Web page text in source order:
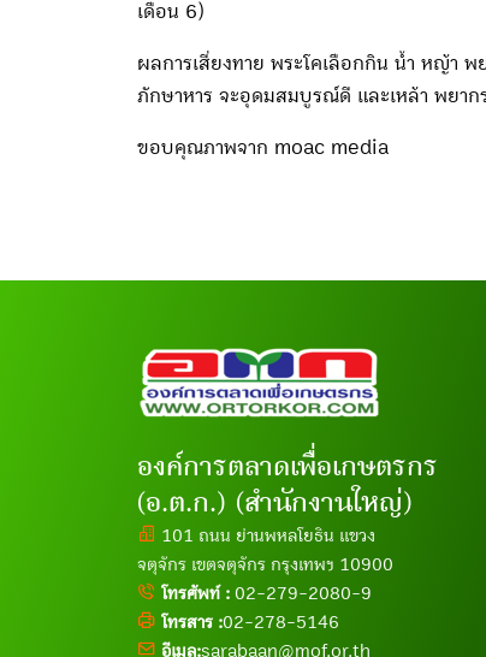
เดือน 6)
ผลการเสี่ยงทาย พระโคเลือกกิน น้ำ หญ้า
ภักษาหาร จะอุดมสมบูรณ์ดี และเหล้า พยาก
ขอบคุณภาพจาก moac media
องค์การตลาดเพื่อเกษตรกร
(อ.ต.ก.) (สำนักงานใหญ่)
101 ถนน ย่านพหลโยธิน แขวง
จตุจักร เขตจตุจักร กรุงเทพฯ 10900
โทรศัพท์ : 02-279-2080-9
โทรสาร :02-278-5146
อีเมล:sarabaan@mof.or.th